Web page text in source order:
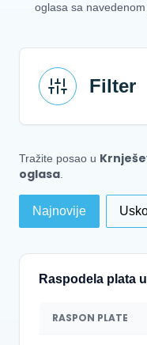
oglasa sa navedenom
Filter
Tražite posao u
oglasa
Najnovije
Raspodela plata
RASPON PLATE